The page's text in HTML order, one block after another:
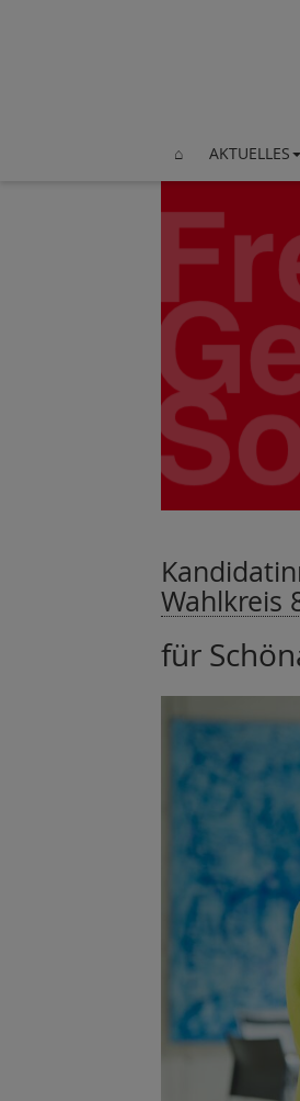
⌂ AKTUELLES
Wahlkreis
für